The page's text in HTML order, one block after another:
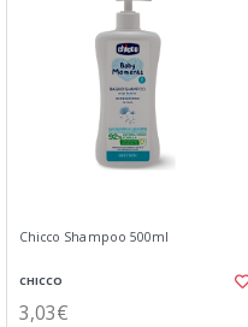
Chicco Shampoo 500ml
CHICCO
3,03€